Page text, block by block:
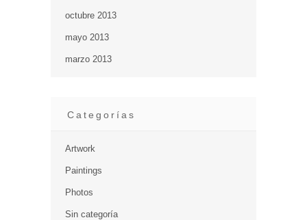
octubre 2013
mayo 2013
marzo 2013
Categorías
Artwork
Paintings
Photos
Sin categoría